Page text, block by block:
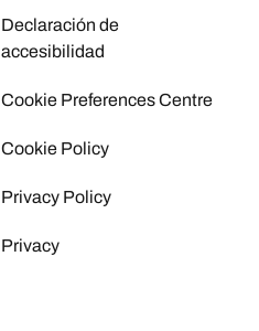
Declaración de
accesibilidad
Cookie Preferences Centre
Cookie Policy
Privacy Policy
Privacy